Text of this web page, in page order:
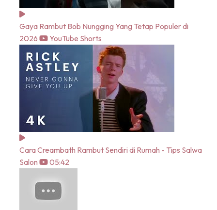
Gaya Rambut Bob Nungging Yang Tetap Populer di
2026
YouTube Shorts
Cara Creambath Rambut Sendiri di Rumah - Tips Salwa
Salon
05:42